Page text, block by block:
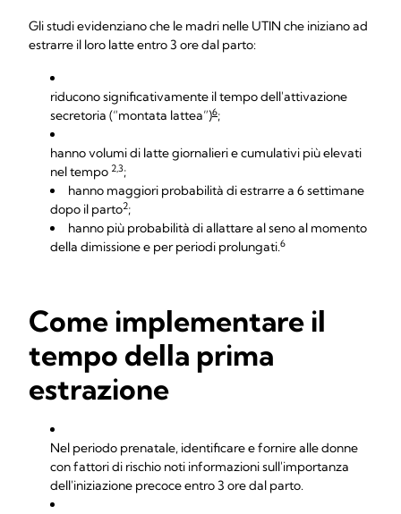
Gli studi evidenziano che le madri nelle UTIN che iniziano ad
estrarre il loro latte entro 3 ore dal parto:
riducono significativamente il tempo dell'attivazione
secretoria (“montata lattea”)6;
hanno volumi di latte giornalieri e cumulativi più elevati
nel tempo 2,3;
hanno maggiori probabilità di estrarre a 6 settimane
dopo il parto2;
hanno più probabilità di allattare al seno al momento
della dimissione e per periodi prolungati.6
Come implementare il
tempo della prima
estrazione
Nel periodo prenatale, identificare e fornire alle donne
con fattori di rischio noti informazioni sull'importanza
dell'iniziazione precoce entro 3 ore dal parto.